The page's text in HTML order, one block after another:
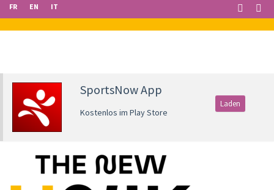
FR EN IT
SportsNow App
Kostenlos im Play Store
Laden